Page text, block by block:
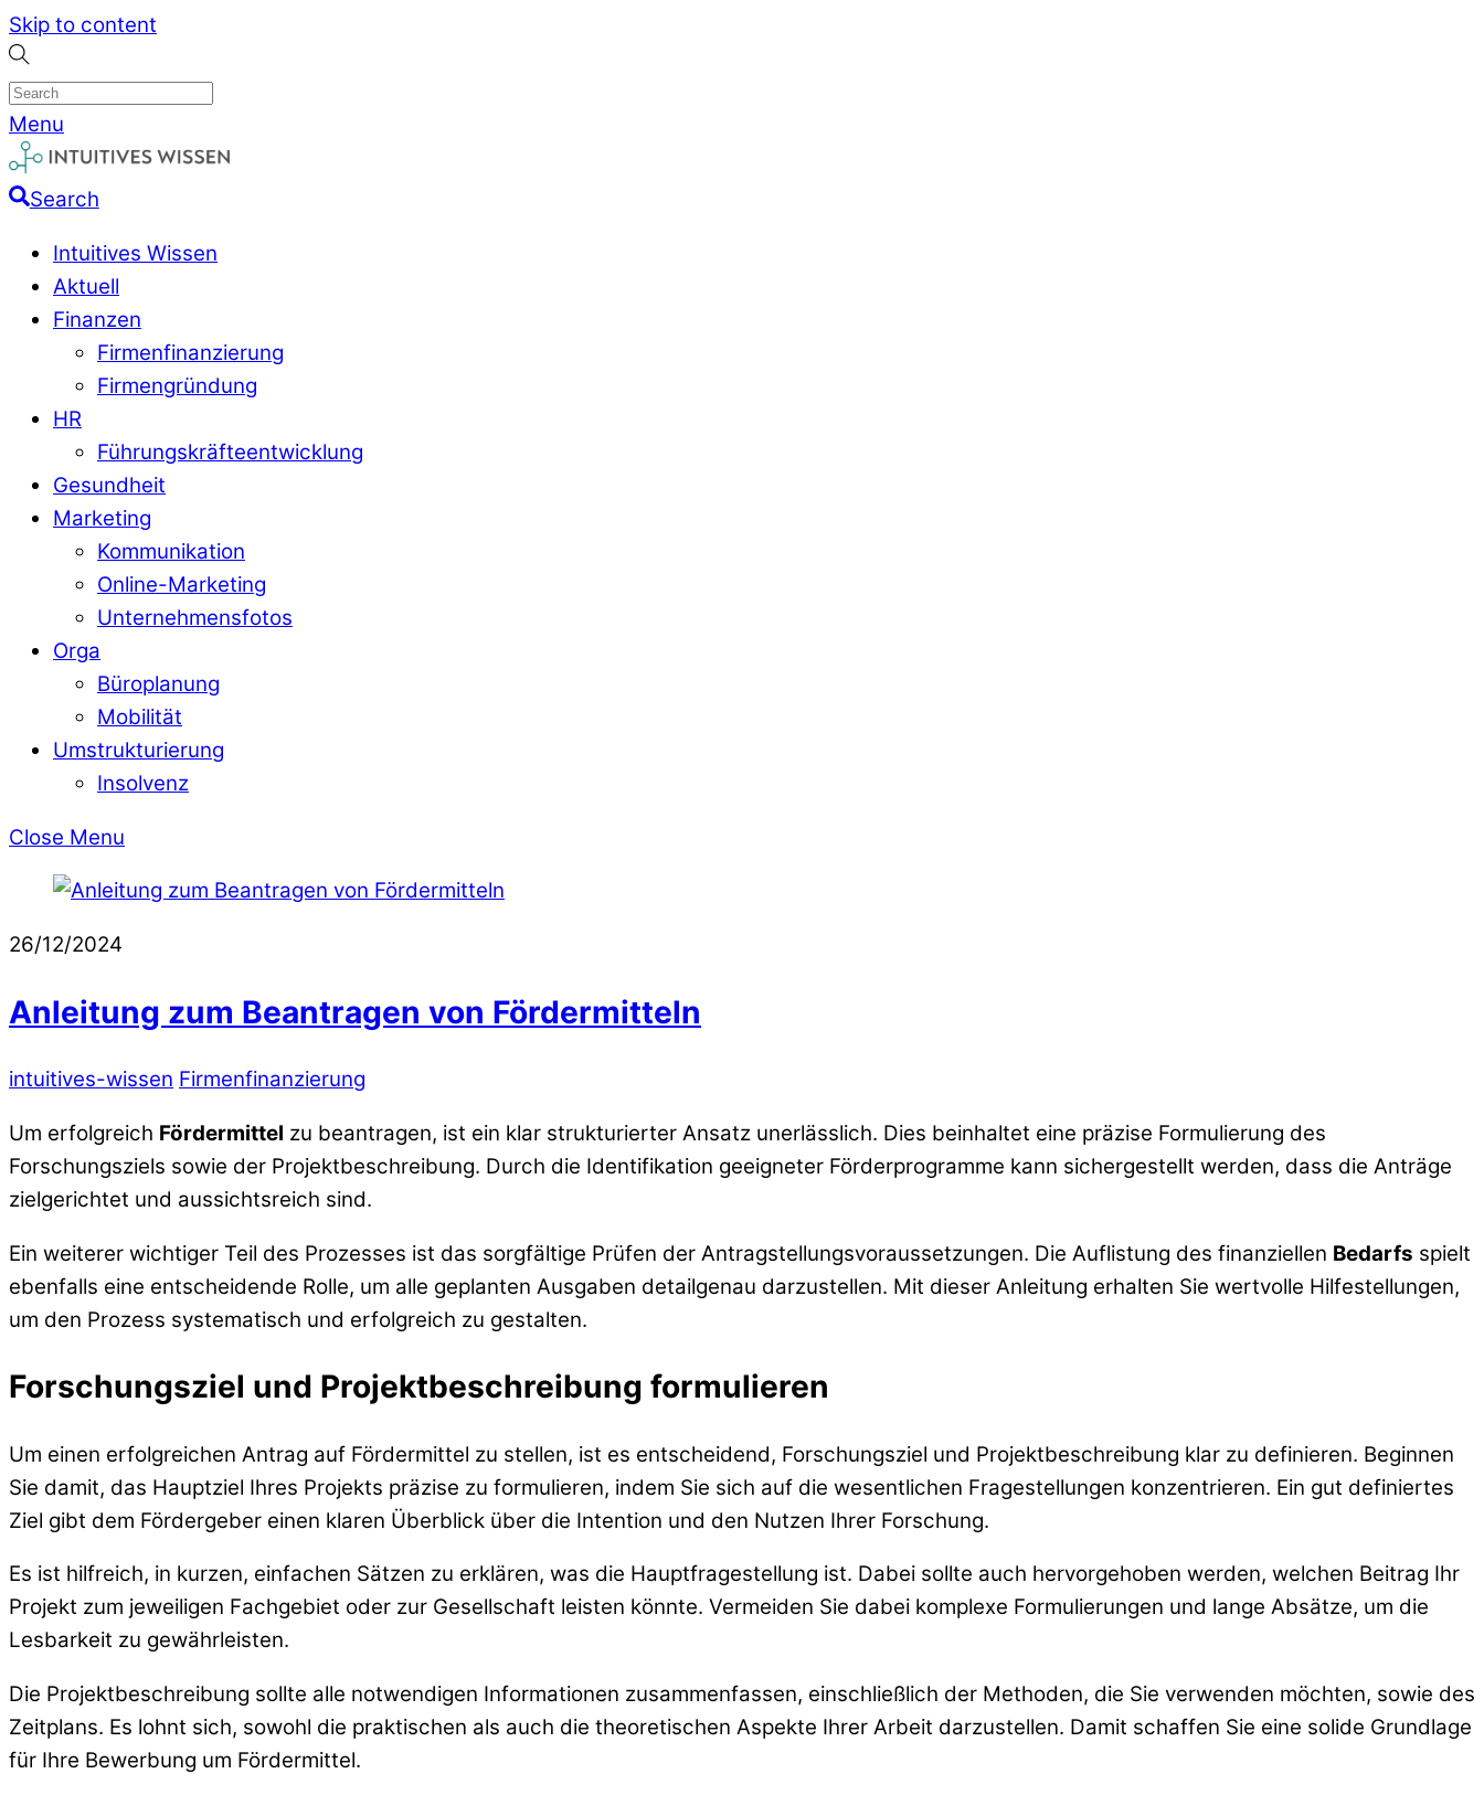
Skip to content
Menu
Search
Intuitives Wissen
Aktuell
Finanzen
Firmenfinanzierung
Firmengründung
HR
Führungskräfteentwicklung
Gesundheit
Marketing
Kommunikation
Online-Marketing
Unternehmensfotos
Orga
Büroplanung
Mobilität
Umstrukturierung
Insolvenz
Close Menu
26/12/2024
Anleitung zum Beantragen von Fördermitteln
intuitives-wissen Firmenfinanzierung
Um erfolgreich Fördermittel zu beantragen, ist ein klar strukturierter Ansatz unerlässlich. Dies beinhaltet eine präzise Formulierung des
Forschungsziels sowie der Projektbeschreibung. Durch die Identifikation geeigneter Förderprogramme kann sichergestellt werden, dass die Anträge
zielgerichtet und aussichtsreich sind.
Ein weiterer wichtiger Teil des Prozesses ist das sorgfältige Prüfen der Antragstellungsvoraussetzungen. Die Auflistung des finanziellen Bedarfs spielt
ebenfalls eine entscheidende Rolle, um alle geplanten Ausgaben detailgenau darzustellen. Mit dieser Anleitung erhalten Sie wertvolle Hilfestellungen,
um den Prozess systematisch und erfolgreich zu gestalten.
Forschungsziel und Projektbeschreibung formulieren
Um einen erfolgreichen Antrag auf Fördermittel zu stellen, ist es entscheidend, Forschungsziel und Projektbeschreibung klar zu definieren. Beginnen
Sie damit, das Hauptziel Ihres Projekts präzise zu formulieren, indem Sie sich auf die wesentlichen Fragestellungen konzentrieren. Ein gut definiertes
Ziel gibt dem Fördergeber einen klaren Überblick über die Intention und den Nutzen Ihrer Forschung.
Es ist hilfreich, in kurzen, einfachen Sätzen zu erklären, was die Hauptfragestellung ist. Dabei sollte auch hervorgehoben werden, welchen Beitrag Ihr
Projekt zum jeweiligen Fachgebiet oder zur Gesellschaft leisten könnte. Vermeiden Sie dabei komplexe Formulierungen und lange Absätze, um die
Lesbarkeit zu gewährleisten.
Die Projektbeschreibung sollte alle notwendigen Informationen zusammenfassen, einschließlich der Methoden, die Sie verwenden möchten, sowie des
Zeitplans. Es lohnt sich, sowohl die praktischen als auch die theoretischen Aspekte Ihrer Arbeit darzustellen. Damit schaffen Sie eine solide Grundlage
für Ihre Bewerbung um Fördermittel.